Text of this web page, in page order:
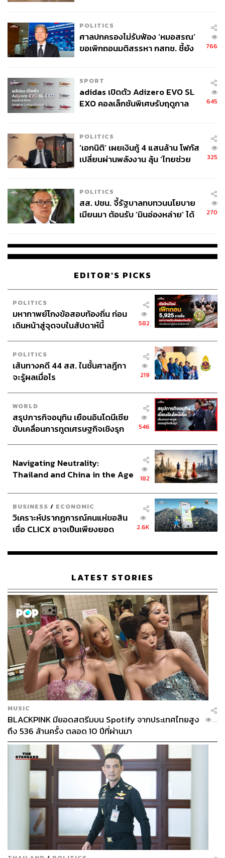
POLITICS
ศาลปกครองไม่รับฟ้อง ‘หมอสรณ’
ขอเพิกถอนมติสรรหา กสทช. ชี้ยัง
766
SPORT
adidas เปิดตัว Adizero EVO SL
EXO คอลเล็กชันพิเศษรับฤดูกาล
645
POLITICS
‘เอกนิติ’ เผยเงินกู้ 4 แสนล้าน โฟกัส
เปลี่ยนผ่านพลังงาน ลุ้น ‘ไทยช่วย
325
POLITICS
สส. ปชน. จี้รัฐบาลทบทวนนโยบาย
เมียนมา ต้อนรับ ‘มินอ่องหล่าย’ ได้
270
EDITOR'S PICKS
POLITICS
มหากาพย์โกงข้อสอบท้องถิ่น ก่อน
เดินหน้าสู่จุดจบในสัปดาห์นี้
582
POLITICS
เส้นทางคดี 44 สส. ในชั้นศาลฎีกา
จะรู้ผลเมื่อไร
219
WORLD
สรุปภารกิจอนุทิน เยือนอินโดนีเซีย
ขับเคลื่อนการทูตเศรษฐกิจเชิงรุก
546
Navigating Neutrality:
Thailand and China in the Age
182
BUSINESS / ECONOMIC
วิเคราะห์ปรากฏการณ์คนแห่ขอสิน
เชื่อ CLICX อาจเป็นเพียงยอด
เรือนไทยที่ถูกซุกไว้
2.6K
LATEST STORIES
MUSIC
BLACKPINK มียอดสตรีมบน Spotify จากประเทศไทยสูง
ถึง 536 ล้านครั้ง ตลอด 10 ปีที่ผ่านมา
...